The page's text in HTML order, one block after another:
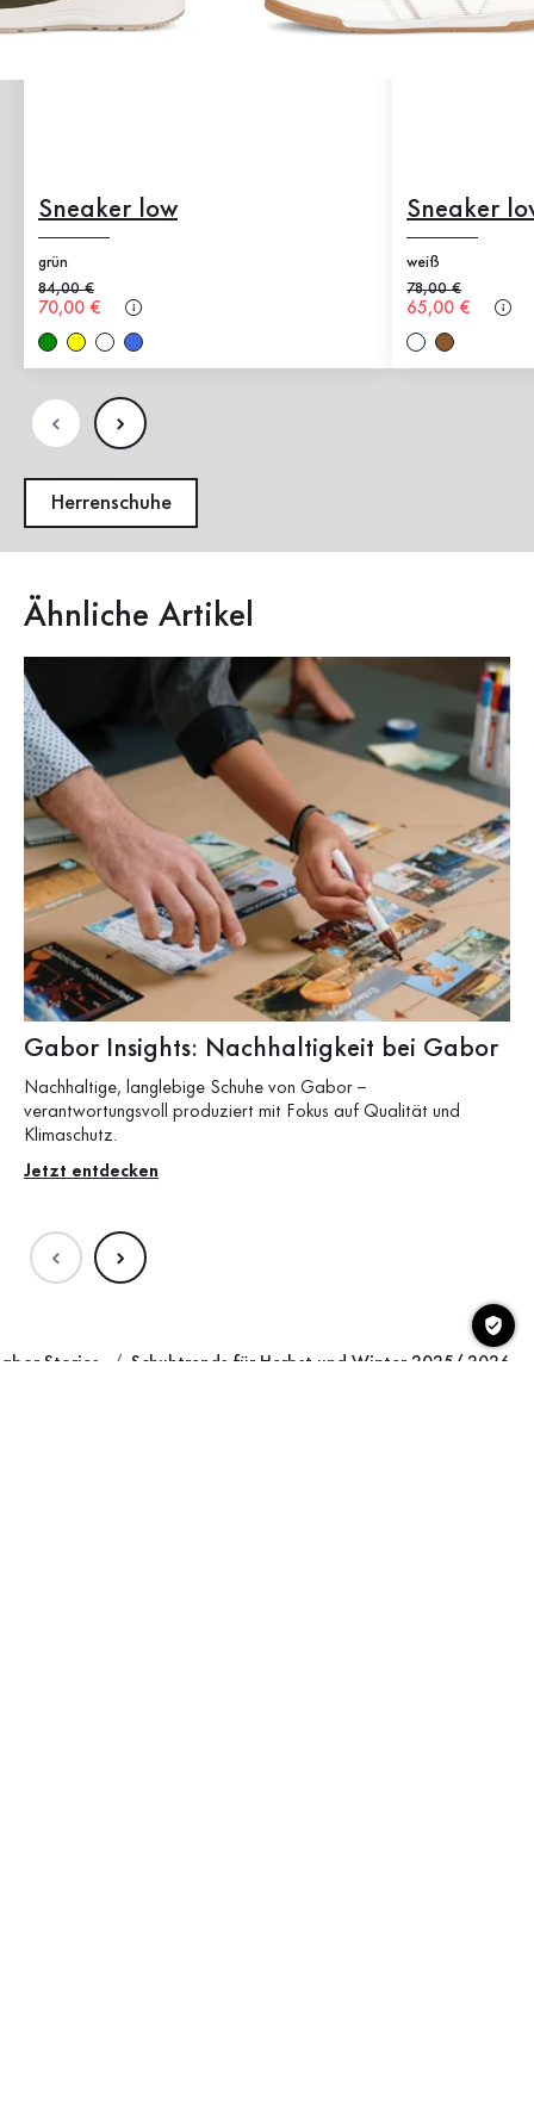
Sneaker low
grün
Alter Preis
84,00 €
Neuer Preis
70,00 €
Sneaker
weiß
Alter Preis
78,00 €
Neuer Preis
65,00 €
Herrenschuhe
Ähnliche Artikel
Gabor Insights: Nachhaltigkeit bei Gabor
Nachhaltige, langlebige Schuhe von Gabor –
verantwortungsvoll produziert mit Fokus auf Qualität und
Klimaschutz.
Jetzt entdecken
Stories Schuhtrends für Herbst und Winter 2025/ 2026